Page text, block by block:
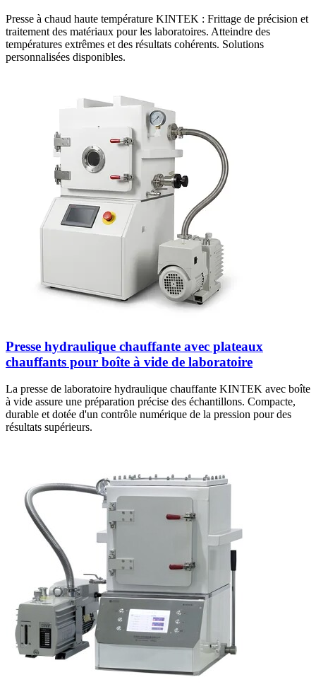
Presse à chaud haute température KINTEK : Frittage de précision et
traitement des matériaux pour les laboratoires. Atteindre des
températures extrêmes et des résultats cohérents. Solutions
personnalisées disponibles.
Presse hydraulique chauffante avec plateaux
chauffants pour boîte à vide de laboratoire
La presse de laboratoire hydraulique chauffante KINTEK avec boîte
à vide assure une préparation précise des échantillons. Compacte,
durable et dotée d'un contrôle numérique de la pression pour des
résultats supérieurs.